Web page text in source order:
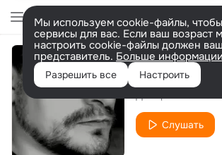
Мы используем cookie-файлы,
сервисы для вас. Если ваш возраст
настроить cookie-файлы должен
представитель. Больше информации
Разрешить все Настроить
Прощание
Слушать